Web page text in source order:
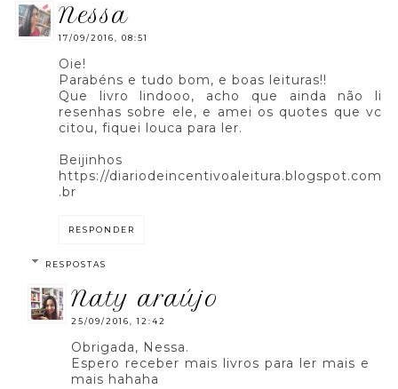
nessa
17/09/2016, 08:51
Oie!
Parabéns e tudo bom, e boas leituras!!
Que livro lindooo, acho que ainda não li
resenhas sobre ele, e amei os quotes que vc
citou, fiquei louca para ler.
Beijinhos
https://diariodeincentivoaleitura.blogspot.com
.br
RESPONDER
RESPOSTAS
naty araújo
25/09/2016, 12:42
Obrigada, Nessa.
Espero receber mais livros para ler mais e
mais hahaha